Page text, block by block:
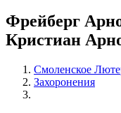
Фрейберг
Кристиан
Смоленское
Захоронения